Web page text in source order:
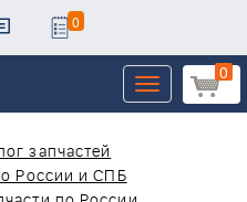
0
0
Toggle
navigation
запчастей
России и СПБ